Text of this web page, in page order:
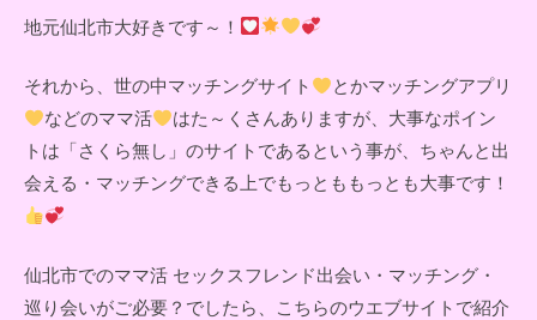
地元仙北市大好きです～！
それから、世の中マッチングサイト
とかマッチングアプリ
などのママ活
はた～くさんありますが、大事なポイン
トは「さくら無し」のサイトであるという事が、ちゃんと出
会える・マッチングできる上でもっとももっとも大事です！
仙北市でのママ活 セックスフレンド出会い・マッチング・
巡り会いがご必要？でしたら、こちらのウエブサイトで紹介